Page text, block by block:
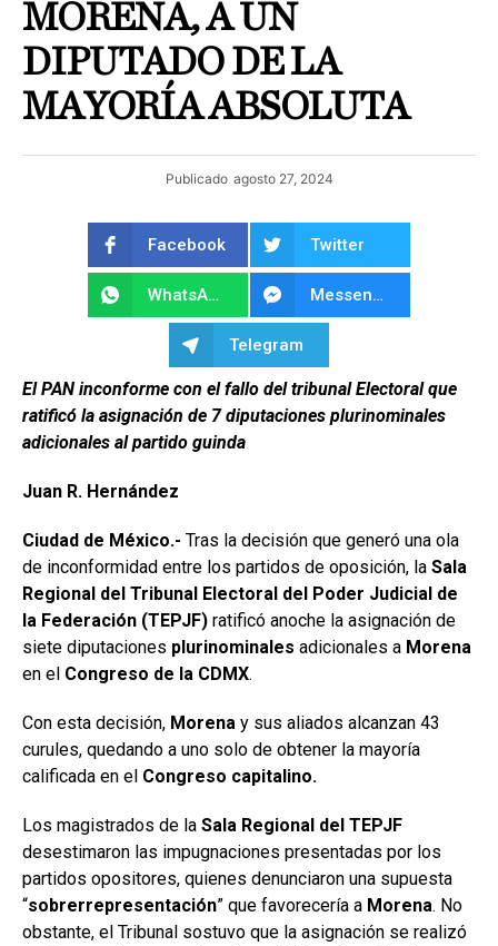
MORENA, A UN
DIPUTADO DE LA
MAYORÍA ABSOLUTA
Publicado agosto 27, 2024
Facebook Twitter
WhatsApp Messenger
Telegram
El PAN inconforme con el fallo del tribunal Electoral que
ratificó la asignación de 7 diputaciones plurinominales
adicionales al partido guinda
Juan R. Hernández
Ciudad de México.- Tras la decisión que generó una ola
de inconformidad entre los partidos de oposición, la Sala
Regional del Tribunal Electoral del Poder Judicial de
la Federación (TEPJF) ratificó anoche la asignación de
siete diputaciones plurinominales adicionales a Morena
en el Congreso de la CDMX.
Con esta decisión, Morena y sus aliados alcanzan 43
curules, quedando a uno solo de obtener la mayoría
calificada en el Congreso capitalino.
Los magistrados de la Sala Regional del TEPJF
desestimaron las impugnaciones presentadas por los
partidos opositores, quienes denunciaron una supuesta
“sobrerrepresentación” que favorecería a Morena. No
obstante, el Tribunal sostuvo que la asignación se realizó